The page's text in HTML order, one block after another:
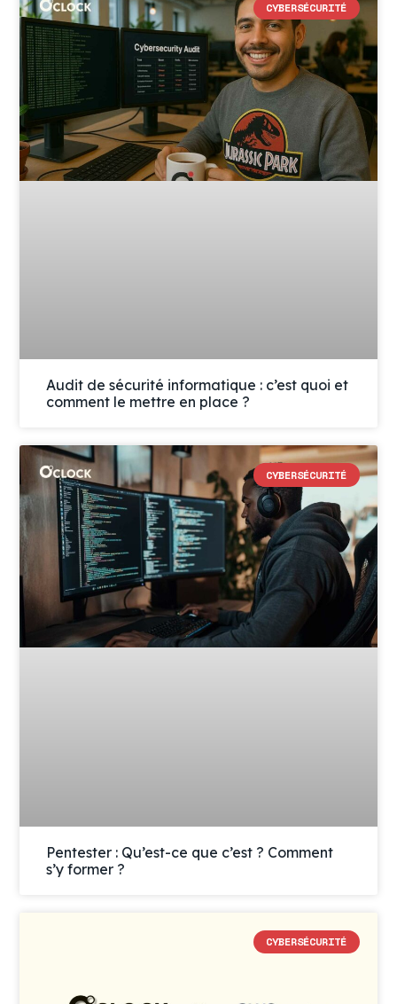
CYBERSÉCURITÉ
Audit de sécurité informatique : c’est quoi et
comment le mettre en place ?
CYBERSÉCURITÉ
Pentester : Qu’est-ce que c’est ? Comment
s’y former ?
CYBERSÉCURITÉ